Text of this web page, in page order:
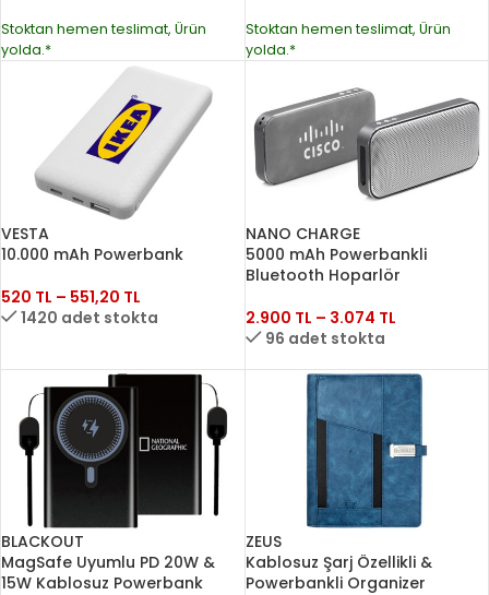
Stoktan hemen teslimat, Ürün
yolda.*
Stoktan hemen teslimat, Ürün
yolda.*
VESTA
10.000 mAh Powerbank
520 TL – 551,20 TL
1420 adet stokta
NANO CHARGE
5000 mAh Powerbankli
Bluetooth Hoparlör
2.900 TL – 3.074 TL
96 adet stokta
BLACKOUT
MagSafe Uyumlu PD 20W &
15W Kablosuz Powerbank
ZEUS
Kablosuz Şarj Özellikli &
Powerbankli Organizer